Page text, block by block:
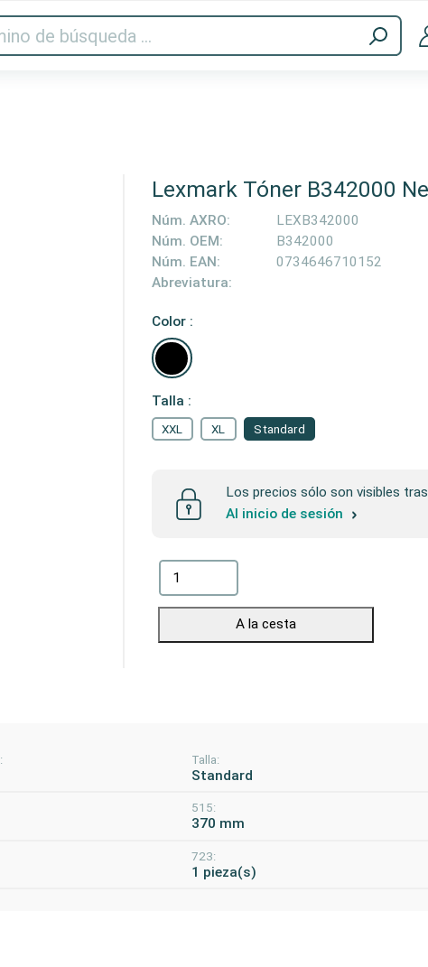
Impresora y escáner Accesorios
Lexmark Tóner B342000
Núm. AXRO:
LEXB342000
Núm. OEM:
B342000
Núm. EAN:
0734646710152
Abreviatura:
Color :
Talla :
XL
XXL Standard
Los precios sólo son visibles
Al inicio de sesión
A la cesta
Talla:
Standard
515:
370 mm
723:
1 pieza(s)